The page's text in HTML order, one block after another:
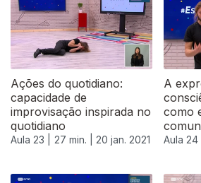
Ações do quotidiano:
capacidade de
improvisação inspirada no
quotidiano
Aula 23 | 27 min. | 20 jan. 2021
A
como
Aula 24 |